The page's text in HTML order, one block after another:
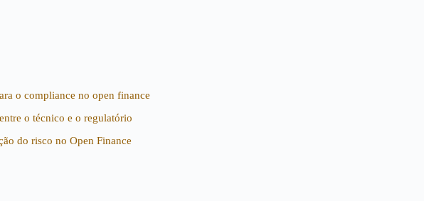
o compliance no open finance
o técnico e o regulatório
do risco no Open Finance